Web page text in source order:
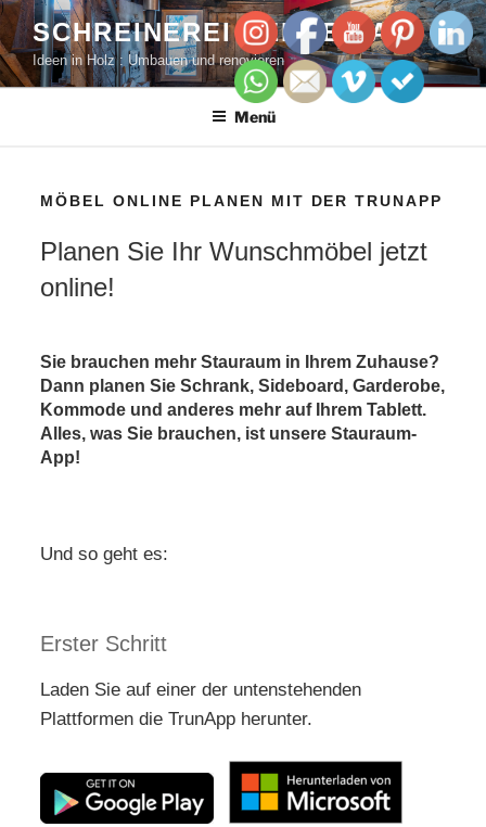
Zum
Inhalt
springen
SCHREINEREI PERREN AG
Ideen in Holz : Umbauen und renovieren
Menü
MÖBEL ONLINE PLANEN MIT DER TRUNAPP
Planen Sie Ihr Wunschmöbel jetzt
online!
Sie brauchen mehr Stauraum in Ihrem Zuhause?
Dann planen Sie Schrank, Sideboard, Garderobe,
Kommode und anderes mehr auf Ihrem Tablett.
Alles, was Sie brauchen, ist unsere Stauraum-
App!
Und so geht es:
Erster Schritt
Laden Sie auf einer der untenstehenden
Plattformen die TrunApp herunter.